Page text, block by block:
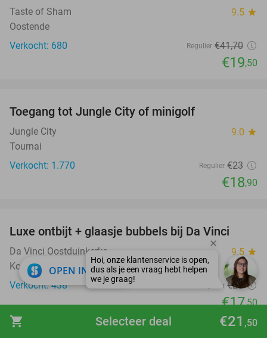
shopping_cart €21 ,50
Selecteer deal
Taste of Sham 9.5 star
Oostende
Verkocht: 680
Regulier €41,70
€19,50
Toegang tot Jungle City of minigolf
Jungle City 9.0 star
Tournai
Verkocht: 1.770
Regulier €23
€18,90
Luxe ontbijt + glaasje bubbels bij Da Vinci
Da Vinci Oostduinkerke 9.5 star
Koksijde
Verkocht: 438
Regulier €24
€17,50
favorite_border
OPEN IN APP close